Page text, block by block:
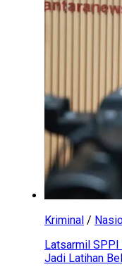
Kriminal /
Latsarmil SPPI
Jadi Latihan